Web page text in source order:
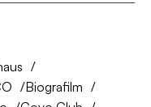
Biografilm